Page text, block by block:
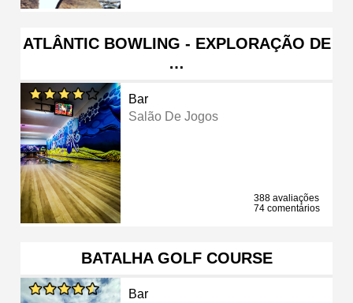
ATLÂNTIC BOWLING - EXPLORAÇÃO DE
…
Bar
Salão De Jogos
388 avaliações
74 comentários
BATALHA GOLF COURSE
Bar